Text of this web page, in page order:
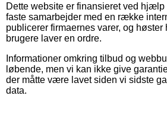
Dette website er finansieret ved hjælp
faste samarbejder med en række
publicerer firmaernes varer, og høster
brugere laver en ordre.
Informationer omkring tilbud og
løbende, men vi kan ikke give
der måtte være lavet siden vi sidste
data.